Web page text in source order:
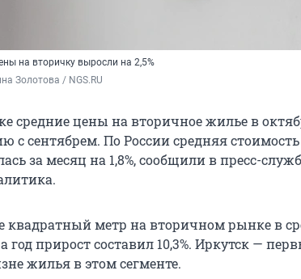
на вторичку выросли на 2,5%
Золотова / NGS.RU
средние цены на вторичное жилье в
с сентябрем. По России средняя
за месяц на 1,8%, сообщили в пресс-
квадратный метр на вторичном рынке в
год прирост составил 10,3%. Иркутск —
жилья в этом сегменте.